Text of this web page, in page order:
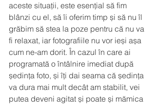
aceste situații, este esențial să fim
blânzi cu el, să îi oferim timp și să nu îl
grăbim să stea la poze pentru că nu va
fi relaxat, iar fotografiile nu vor ieși așa
cum ne-am dorit. În cazul în care ai
programată o întâlnire imediat după
ședința foto, și îți dai seama că ședința
va dura mai mult decât am stabilit, vei
putea deveni agitat și poate și mămica